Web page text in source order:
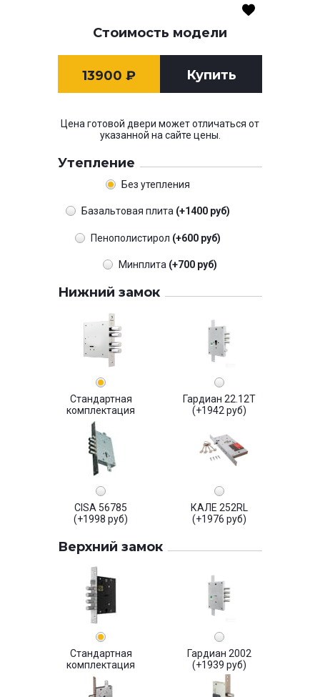
Стоимость модели
13900 ₽ Купить
Цена готовой двери может отличаться от
указанной на сайте цены.
Утепление
Без утепления
Базальтовая плита (+1400 руб)
Пенополистирол (+600 руб)
Минплита (+700 руб)
Нижний замок
Стандартная
комплектация
Гардиан 22.12Т
(+1942 руб)
CISA 56785
(+1998 руб)
КАЛЕ 252RL
(+1976 руб)
Верхний замок
Стандартная
комплектация
Гардиан 2002
(+1939 руб)